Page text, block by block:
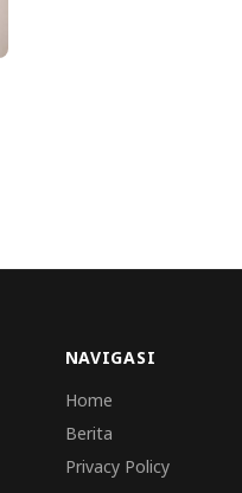
NAVIGASI
Home
Berita
Privacy Policy